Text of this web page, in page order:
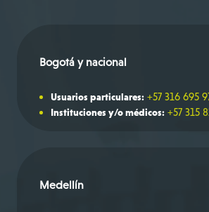
Bogotá y nacional
Usuarios particulares: +57 316 695
Instituciones y/o médicos: +57 315
Medellín